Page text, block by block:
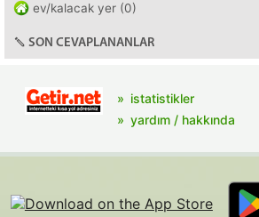
ev/kalacak yer (0)
SON CEVAPLANANLAR
istatistikler
yardım / hakkında